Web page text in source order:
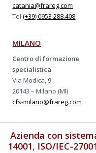
catania@frareg.com
Tel(+39) 0953 288.408
MILANO
Centro di formazione
specialistica
Via Modica, 9
20143 – Milano (MI)
cfs-milano@frareg.com
Azienda con
14001, ISO/IEC-